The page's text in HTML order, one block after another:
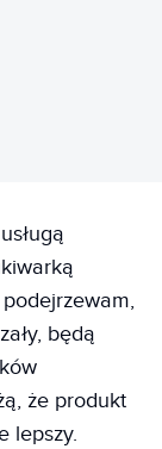
będą
że produkt
lepszy.